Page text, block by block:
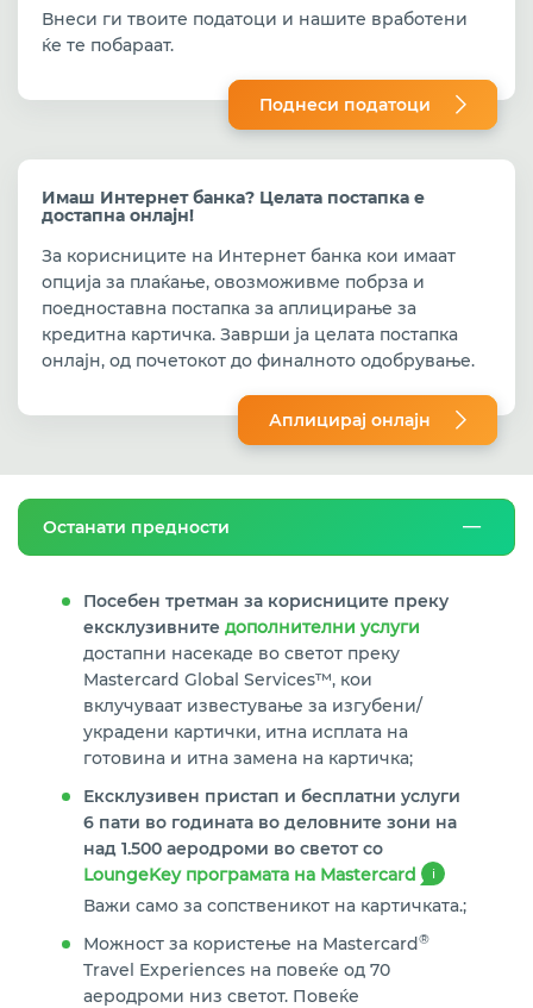
Внеси ги твоите податоци и нашите вработени
ќе те побараат.
Поднеси податоци
Имаш Интернет банка? Целата постапка е
достапна онлајн!
За корисниците на Интернет банка кои имаат
опција за плаќање, овозможивме побрза и
поедноставна постапка за аплицирање за
кредитна картичка. Заврши ја целата постапка
онлајн, од почетокот до финалното одобрување.
Аплицирај онлајн
Останати предности
Посебен третман за корисниците преку
ексклузивните дополнителни услуги
достапни насекаде во светот преку
Mastercard Global Services™, кои
вклучуваат известување за изгубени/
украдени картички, итна исплата на
готовина и итнa замена на картичка;
Ексклузивен пристап и бесплатни услуги
6 пати во годината во деловните зони на
над 1.500 аеродроми во светот со
LoungeKey програмата на Mastercard
i
Важи само за сопственикот на картичката.;
Можност за користење на Mastercard®
Travel Experiences на повеќе од 70
аеродроми низ светот. Повеќе